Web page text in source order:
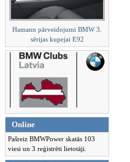
Hamann pārveidojumi BMW 3.
sērijas kupejai E92
Online
Pašreiz BMWPower skatās 103
viesi un 3 reģistrēti lietotāji.